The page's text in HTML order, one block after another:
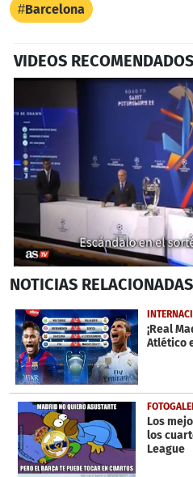
Barcelona
VIDEOS RECOMENDADOS
seconds
2
minutes,
14
seconds
NOTICIAS RELACIONADAS
¡Real
Atlético
Los
los
League